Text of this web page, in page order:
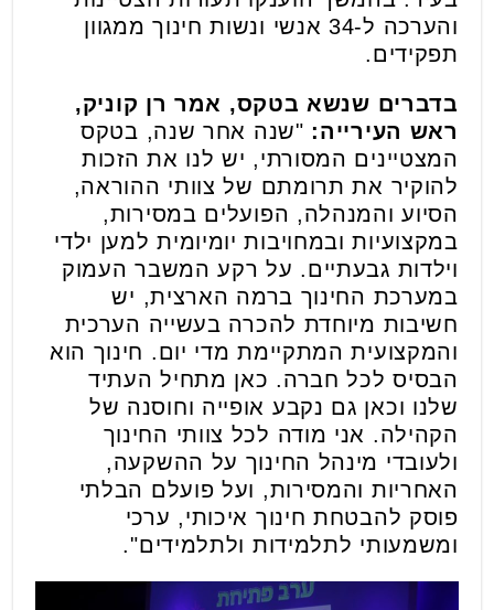
והערכה ל-34 אנשי ונשות חינוך ממגוון
תפקידים.
בדברים שנשא בטקס, אמר רן קוניק,
ראש העירייה: "שנה אחר שנה, בטקס
המצטיינים המסורתי, יש לנו את הזכות
להוקיר את תרומתם של צוותי ההוראה,
הסיוע והמנהלה, הפועלים במסירות,
במקצועיות ובמחויבות יומיומית למען ילדי
וילדות גבעתיים. על רקע המשבר העמוק
במערכת החינוך ברמה הארצית, יש
חשיבות מיוחדת להכרה בעשייה הערכית
והמקצועית המתקיימת מדי יום. חינוך הוא
הבסיס לכל חברה. כאן מתחיל העתיד
שלנו וכאן גם נקבע אופייה וחוסנה של
הקהילה. אני מודה לכל צוותי החינוך
ולעובדי מינהל החינוך על ההשקעה,
האחריות והמסירות, ועל פועלם הבלתי
פוסק להבטחת חינוך איכותי, ערכי
ומשמעותי לתלמידות ולתלמידים".